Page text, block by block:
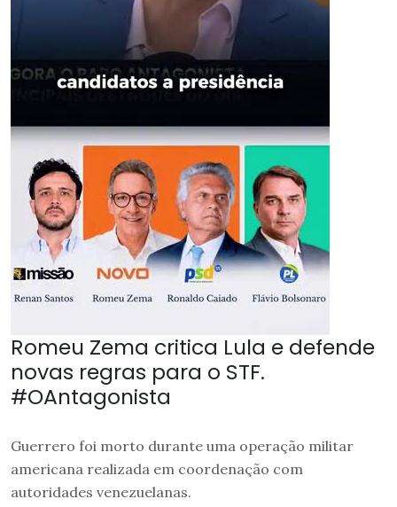
Romeu Zema critica Lula e defende
novas regras para o STF.
#OAntagonista
Guerrero foi morto durante uma operação militar
americana realizada em coordenação com
autoridades venezuelanas.